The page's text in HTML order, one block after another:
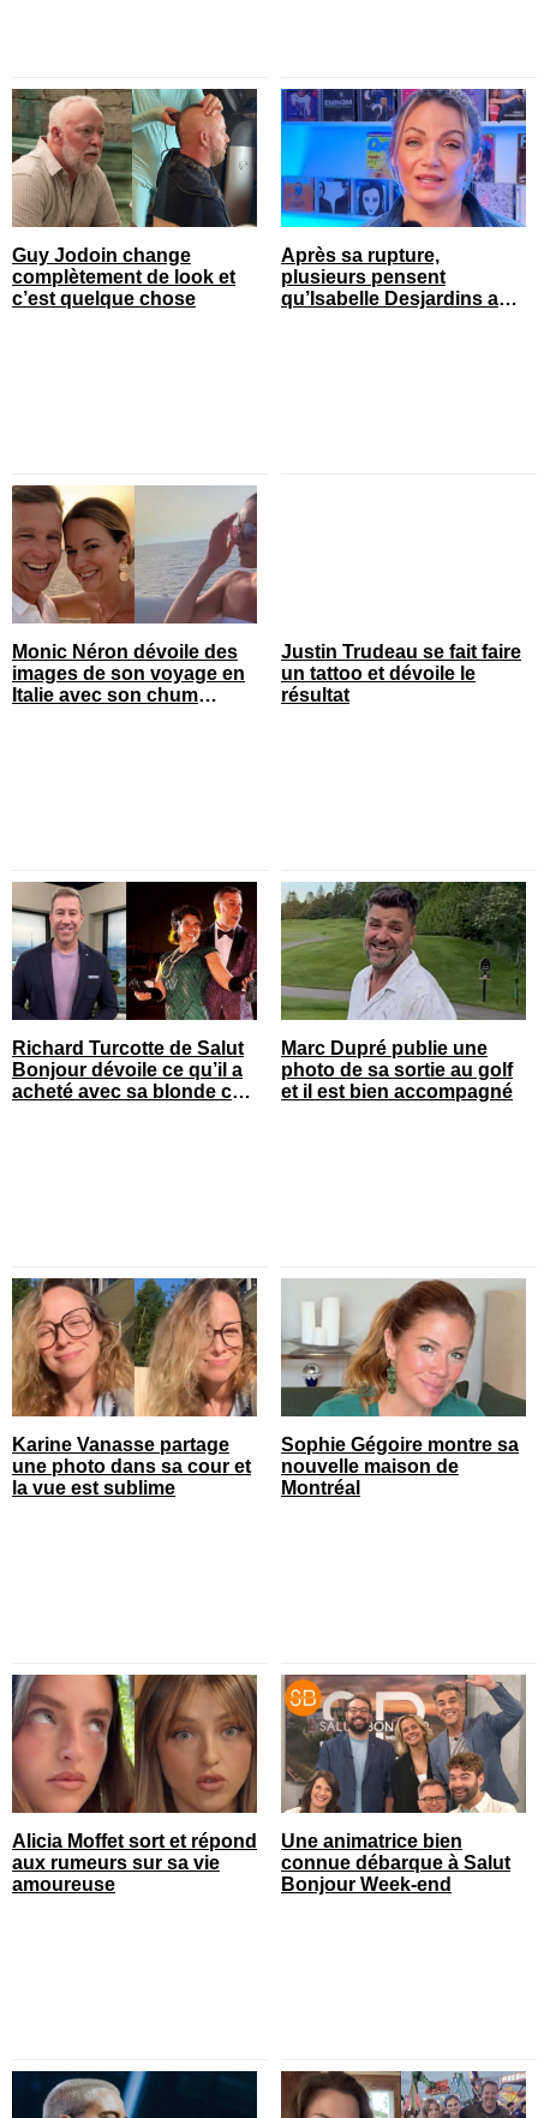
Guy Jodoin change
complètement de look et
c’est quelque chose
Après sa rupture,
plusieurs pensent
qu’Isabelle Desjardins a
Monic Néron dévoile des
images de son voyage en
Italie avec son chum
Justin Trudeau se fait faire
un tattoo et dévoile le
résultat
Richard Turcotte de Salut
Bonjour dévoile ce qu’il a
acheté avec sa blonde cet
Marc Dupré publie une
photo de sa sortie au golf
et il est bien accompagné
Karine Vanasse partage
une photo dans sa cour et
la vue est sublime
Sophie Gégoire montre sa
nouvelle maison de
Montréal
Alicia Moffet sort et répond
aux rumeurs sur sa vie
amoureuse
Une animatrice bien
connue débarque à Salut
Bonjour Week-end